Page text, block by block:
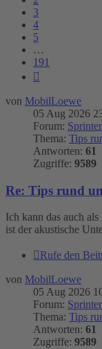
3
4
5
…
191
von MobilLoewe
05 Aug 2026
Forum:
Thema: Tips
Antworten: 61
Zugriffe: 9589
Re: Tips rund
Ich kann das auch
ist der akustische
Rufe den
von MobilLoewe
05 Aug 2026
Forum:
Thema: Tips
Antworten: 61
Zugriffe: 9589